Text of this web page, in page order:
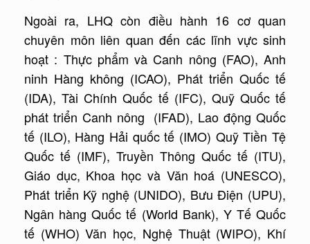
Ngoài ra, LHQ còn điều hành 16 cơ quan
chuyên môn liên quan đến các lĩnh vực sinh
hoạt : Thực phẩm và Canh nông (FAO), Anh
ninh Hàng không (ICAO), Phát triển Quốc tế
(IDA), Tài Chính Quốc tế (IFC), Quỹ Quốc tế
phát triển Canh nông (IFAD), Lao động Quốc
tế (ILO), Hàng Hải quốc tế (IMO) Quỹ Tiền Tệ
Quốc tế (IMF), Truyền Thông Quốc tế (ITU),
Giáo dục, Khoa học và Văn hoá (UNESCO),
Phát triển Kỹ nghệ (UNIDO), Bưu Điện (UPU),
Ngân hàng Quốc tế (World Bank), Y Tế Quốc
tế (WHO) Văn học, Nghệ Thuật (WIPO), Khí